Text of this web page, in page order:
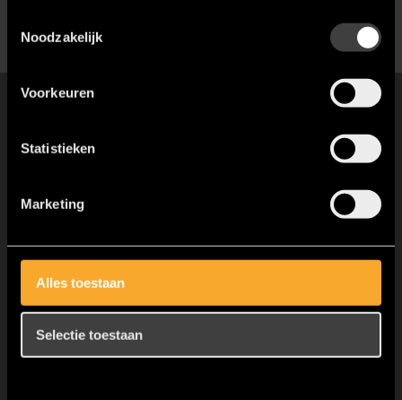
Noodzakelijk
Voorkeuren
Statistieken
Marketing
Alles toestaan
Selectie toestaan